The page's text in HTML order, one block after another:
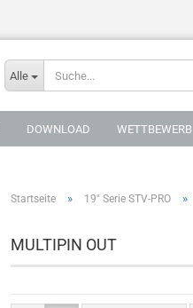
Alle
DOWNLOAD WETTBEWERB
Startseite » 19" Serie STV-PRO »
MULTIPIN OUT